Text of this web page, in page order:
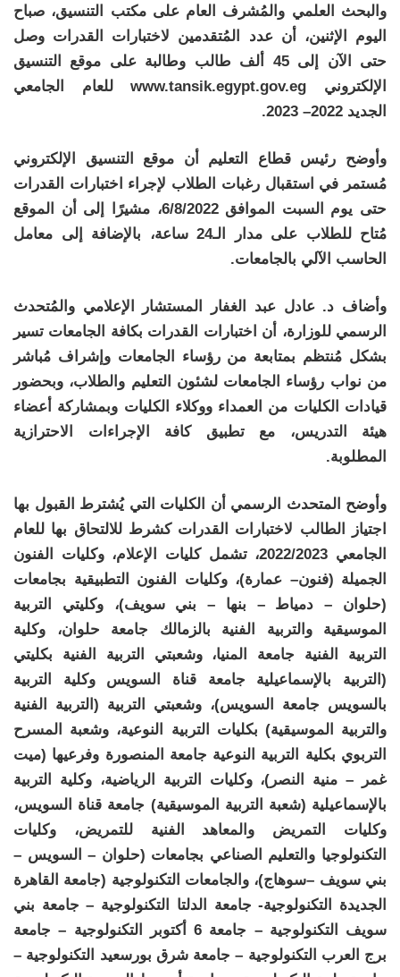
والبحث العلمي والمُشرف العام على مكتب التنسيق، صباح
اليوم الإثنين، أن عدد المُتقدمين لاختبارات القدرات وصل
حتى الآن إلى 45 ألف طالب وطالبة على موقع التنسيق
الإلكتروني www.tansik.egypt.gov.eg للعام الجامعي
الجديد 2022– 2023.
وأوضح رئيس قطاع التعليم أن موقع التنسيق الإلكتروني
مُستمر في استقبال رغبات الطلاب لإجراء اختبارات القدرات
حتى يوم السبت الموافق 6/8/2022، مشيرًا إلى أن الموقع
مُتاح للطلاب على مدار الـ24 ساعة، بالإضافة إلى معامل
الحاسب الآلي بالجامعات.
وأضاف د. عادل عبد الغفار المستشار الإعلامي والمُتحدث
الرسمي للوزارة، أن اختبارات القدرات بكافة الجامعات تسير
بشكل مُنتظم بمتابعة من رؤساء الجامعات وإشراف مُباشر
من نواب رؤساء الجامعات لشئون التعليم والطلاب، وبحضور
قيادات الكليات من العمداء ووكلاء الكليات وبمشاركة أعضاء
هيئة التدريس، مع تطبيق كافة الإجراءات الاحترازية
المطلوبة.
وأوضح المتحدث الرسمي أن الكليات التي يُشترط القبول بها
اجتياز الطالب لاختبارات القدرات كشرط للالتحاق بها للعام
الجامعي 2022/2023، تشمل كليات الإعلام، وكليات الفنون
الجميلة (فنون– عمارة)، وكليات الفنون التطبيقية بجامعات
(حلوان – دمياط – بنها – بني سويف)، وكليتي التربية
الموسيقية والتربية الفنية بالزمالك جامعة حلوان، وكلية
التربية الفنية جامعة المنيا، وشعبتي التربية الفنية بكليتي
(التربية بالإسماعيلية جامعة قناة السويس وكلية التربية
بالسويس جامعة السويس)، وشعبتي التربية (التربية الفنية
والتربية الموسيقية) بكليات التربية النوعية، وشعبة المسرح
التربوي بكلية التربية النوعية جامعة المنصورة وفرعيها (ميت
غمر – منية النصر)، وكليات التربية الرياضية، وكلية التربية
بالإسماعيلية (شعبة التربية الموسيقية) جامعة قناة السويس،
وكليات التمريض والمعاهد الفنية للتمريض، وكليات
التكنولوجيا والتعليم الصناعي بجامعات (حلوان – السويس –
بني سويف –سوهاج)، والجامعات التكنولوجية (جامعة القاهرة
الجديدة التكنولوجية- جامعة الدلتا التكنولوجية – جامعة بني
سويف التكنولوجية – جامعة 6 أكتوبر التكنولوجية – جامعة
برج العرب التكنولوجية – جامعة شرق بورسعيد التكنولوجية –